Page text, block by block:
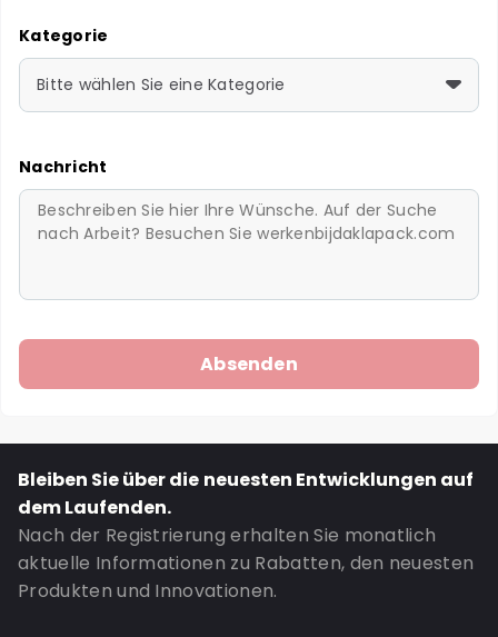
Kategorie
Bitte wählen Sie eine Kategorie
Nachricht
Bleiben Sie über die neuesten Entwicklungen auf
dem Laufenden.
Nach der Registrierung erhalten Sie monatlich
aktuelle Informationen zu Rabatten, den neuesten
Produkten und Innovationen.